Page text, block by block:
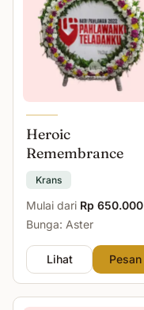
Heroic
Remembrance
Krans
Mulai dari Rp 650.000
Bunga: Aster
Lihat Pesan